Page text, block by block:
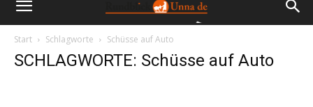
Start Schlagworte Schüsse auf Auto
SCHLAGWORTE: Schüsse auf Auto